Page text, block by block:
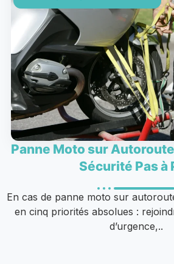
Panne Moto sur
Sécurité Pas à
En cas de panne moto sur
en cinq priorités absolues :
d’urgence,..